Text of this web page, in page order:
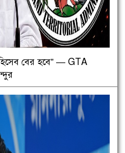
বের হবে” — GTA